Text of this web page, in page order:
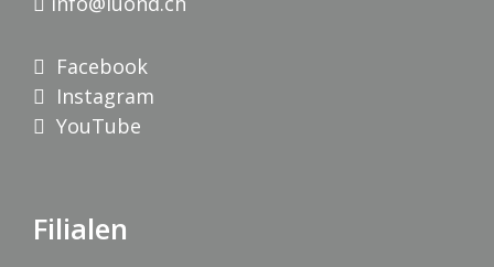
Facebook
Instagram
YouTube
Filialen